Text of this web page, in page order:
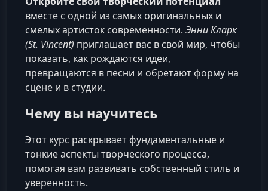
вместе с одной из самых оригинальных и
смелых артисток современности. Энни Кларк
(St. Vincent) приглашает вас в свой мир, чтобы
показать, как рождаются идеи,
превращаются в песни и обретают форму на
сцене и в студии.
Чему вы научитесь
Этот курс раскрывает фундаментальные и
тонкие аспекты творческого процесса,
помогая вам развивать собственный стиль и
уверенность.